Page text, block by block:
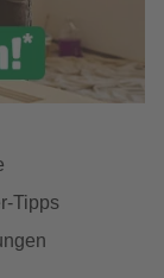
Tipps